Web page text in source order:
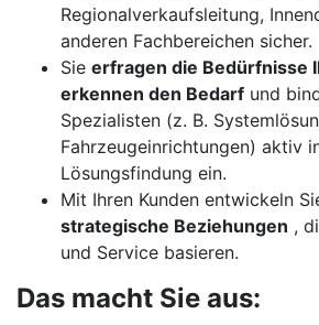
Regionalverkaufsleitung,
anderen Fachbereichen sicher.
Sie erfragen die Bedürfnisse
erkennen den Bedarf und
Spezialisten (z. B.
Fahrzeugeinrichtungen) aktiv
Lösungsfindung ein.
Mit Ihren Kunden entwickeln
strategische Beziehungen ,
und Service basieren.
Das macht Sie aus: